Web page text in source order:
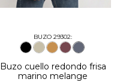
BUZO 29302:
Buzo cuello redondo frisa
marino melange